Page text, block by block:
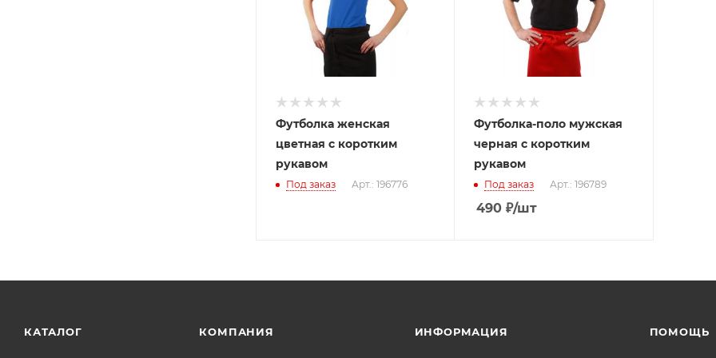
Футболка женская
цветная с коротким
рукавом
Под заказ Арт.: 196776
Футболка-поло мужская
черная с коротким
рукавом
Под заказ Арт.: 196789
490 ₽/шт
КАТАЛОГ КОМПАНИЯ ИНФОРМАЦИЯ ПОМОЩЬ